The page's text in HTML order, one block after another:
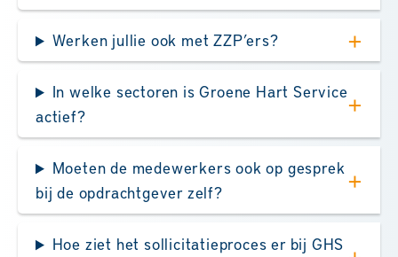
Werken jullie ook met ZZP’ers?
In welke sectoren is Groene Hart Service
actief?
Moeten de medewerkers ook op gesprek
bij de opdrachtgever zelf?
Hoe ziet het sollicitatieproces er bij GHS